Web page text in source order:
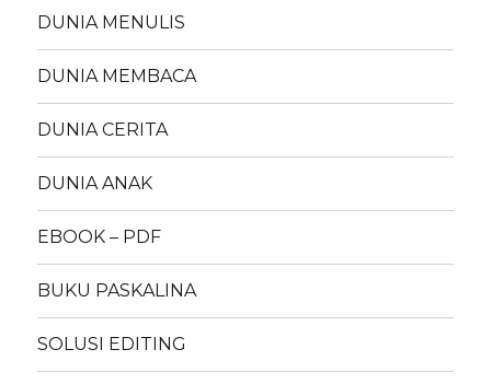
DUNIA MENULIS
DUNIA MEMBACA
DUNIA CERITA
DUNIA ANAK
EBOOK – PDF
BUKU PASKALINA
SOLUSI EDITING